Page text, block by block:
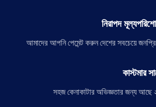
নিরাপদ
আমাদের আপনি পেমেন্ট করুন দেশের সবচেয়ে
কাস্টমার
সহজ কেনাকাটার অভিজ্ঞতার জন্য আছে